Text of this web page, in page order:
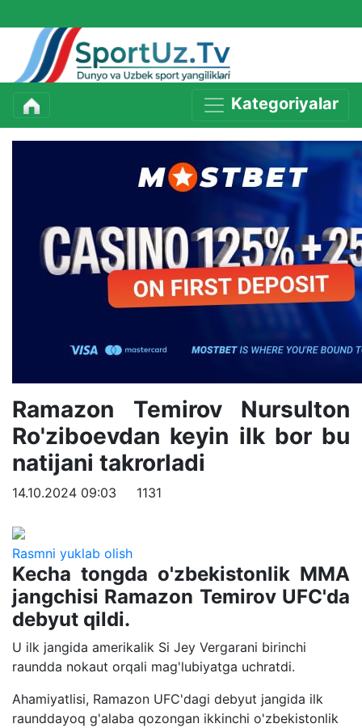
Kategoriyalar
Ramazon Temirov Nursulton
Ro'ziboevdan keyin ilk bor bu
natijani takrorladi
14.10.2024 09:03 1131
Rasmni yuklab olish
Kecha tongda o'zbekistonlik MMA
jangchisi Ramazon Temirov UFC'da
debyut qildi.
U ilk jangida amerikalik Si Jey Vergarani birinchi
raundda nokaut orqali mag'lubiyatga uchratdi.
Ahamiyatlisi, Ramazon UFC'dagi debyut jangida ilk
raunddayoq g'alaba qozongan ikkinchi o'zbekistonlik